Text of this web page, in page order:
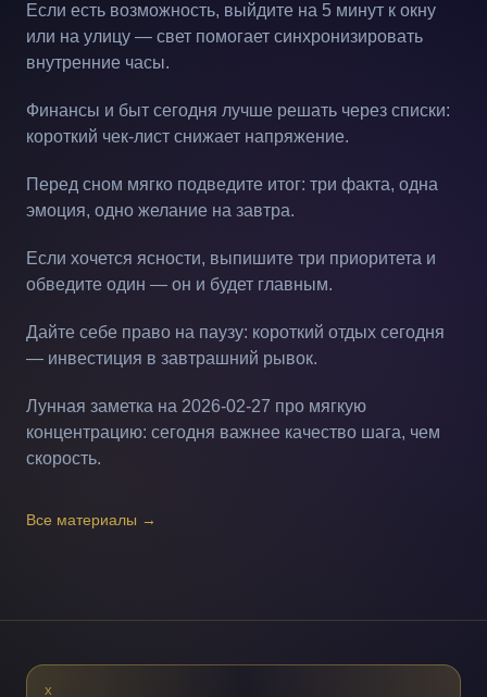
Если есть возможность, выйдите на 5 минут к окну
или на улицу — свет помогает синхронизировать
внутренние часы.
Финансы и быт сегодня лучше решать через списки:
короткий чек-лист снижает напряжение.
Перед сном мягко подведите итог: три факта, одна
эмоция, одно желание на завтра.
Если хочется ясности, выпишите три приоритета и
обведите один — он и будет главным.
Дайте себе право на паузу: короткий отдых сегодня
— инвестиция в завтрашний рывок.
Лунная заметка на 2026-02-27 про мягкую
концентрацию: сегодня важнее качество шага, чем
скорость.
Все материалы →
X